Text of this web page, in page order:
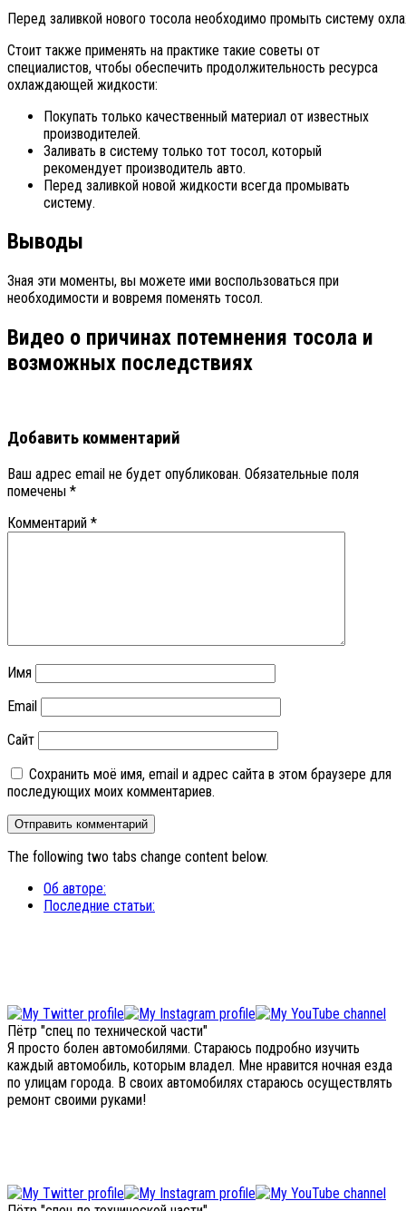
Перед заливкой нового тосола необходимо промыть систему
Стоит также применять на практике такие советы от
специалистов, чтобы обеспечить продолжительность ресурса
охлаждающей жидкости:
Покупать только качественный материал от известных
производителей.
Заливать в систему только тот тосол, который
рекомендует производитель авто.
Перед заливкой новой жидкости всегда промывать
систему.
Выводы
Зная эти моменты, вы можете ими воспользоваться при
необходимости и вовремя поменять тосол.
Видео о причинах потемнения тосола и
возможных последствиях
Добавить комментарий
Ваш адрес email не будет опубликован. Обязательные поля
помечены *
Комментарий *
Имя
Email
Сайт
Сохранить моё имя, email и адрес сайта в этом браузере для
последующих моих комментариев.
The following two tabs change content below.
Об авторе:
Последние статьи:
Пётр "спец по технической части"
Я просто болен автомобилями. Стараюсь подробно изучить
каждый автомобиль, которым владел. Мне нравится ночная езда
по улицам города. В своих автомобилях стараюсь осуществлять
ремонт своими руками!